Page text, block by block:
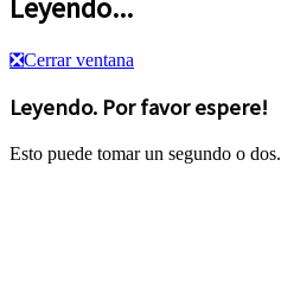
Leyendo...
❎Cerrar ventana
Leyendo. Por favor espere!
Esto puede tomar un segundo o dos.